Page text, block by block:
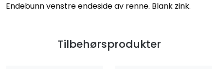
Endebunn venstre endeside av renne. Blank zink.
Tilbehørsprodukter